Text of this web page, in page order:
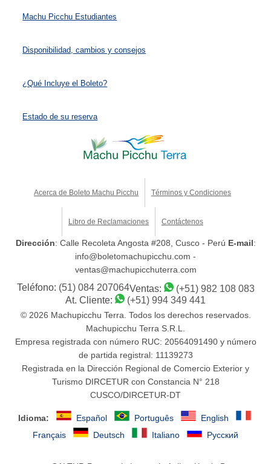
Machu Picchu Estudiantes
Disponibilidad, cambios y consejos
¿Qué Incluye el Boleto?
Estado de su reserva
Acerca de Boleto Machu Picchu Términos y Condiciones
Libro de Reclamaciones Contáctenos
Dirección: Calle Recoleta Angosta #208, Cusco - Perú E-mail:
info@boletomachupicchu.com -
ventas@machupicchuterra.com
Teléfono: (51) 084 207064Ventas:
(+51) 982 108 083
At. Cliente:
(+51) 994 349 441
© 2026 Machupicchu Terra. Todos los derechos reservados.
Machupicchu Terra S.R.L.
Empresa registrada con número RUC: 20564091490 y número
de partida registral: 11139273
Registrada en la Dirección Regional de Comercio Exterior y
Turismo DIRCETUR con Constancia N° 218
CUSCO/DIRCETUR-DT
Idioma: Español Português
English
Français
Deutsch Italiano Русский